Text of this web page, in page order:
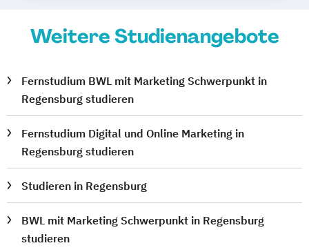
Weitere Studienangebote
Fernstudium BWL mit Marketing Schwerpunkt in
Regensburg studieren
Fernstudium Digital und Online Marketing in
Regensburg studieren
Studieren in Regensburg
BWL mit Marketing Schwerpunkt in Regensburg
studieren